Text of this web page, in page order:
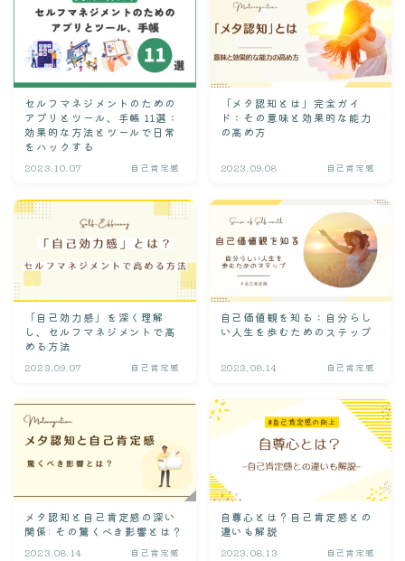
セルフマネジメントのための
アプリとツール、手帳 11選：
効果的な方法とツールで日常
をハックする
2023.10.07 自己肯定感
「メタ認知とは」完全ガイ
ド：その意味と効果的な能力
の高め方
2023.09.08 自己肯定感
「自己効力感」を深く理解
し、セルフマネジメントで高
める方法
2023.09.07 自己肯定感
自己価値観を知る：自分らし
い人生を歩むためのステップ
2023.08.14 自己肯定感
メタ認知と自己肯定感の深い
関係: その驚くべき影響とは？
2023.08.14 自己肯定感
自尊心とは？自己肯定感との
違いも解説
2023.08.13 自己肯定感